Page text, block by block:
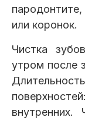
или коронок.
Чистка
утром после